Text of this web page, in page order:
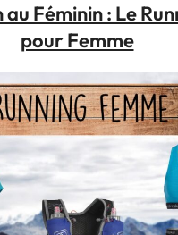
Salomon
pour
à
Prix
Féminin : Le
pour Femme